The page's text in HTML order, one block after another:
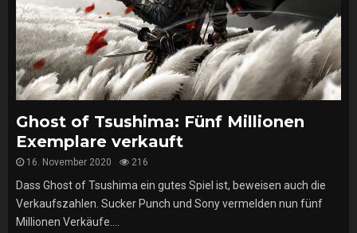
Ghost of Tsushima: Fünf Millionen
Exemplare verkauft
16. November 2020 216
Dass Ghost of Tsushima ein gutes Spiel ist, beweisen auch die
Verkaufszahlen. Sucker Punch und Sony vermelden nun fünf
Millionen Verkäufe....